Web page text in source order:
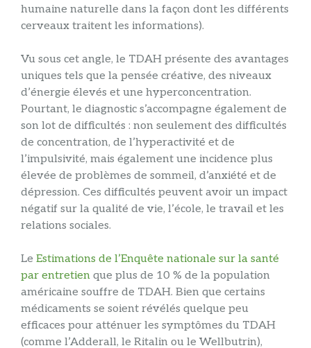
humaine naturelle dans la façon dont les différents
cerveaux traitent les informations).
Vu sous cet angle, le TDAH présente des avantages
uniques tels que la pensée créative, des niveaux
d’énergie élevés et une hyperconcentration.
Pourtant, le diagnostic s’accompagne également de
son lot de difficultés : non seulement des difficultés
de concentration, de l’hyperactivité et de
l’impulsivité, mais également une incidence plus
élevée de problèmes de sommeil, d’anxiété et de
dépression. Ces difficultés peuvent avoir un impact
négatif sur la qualité de vie, l’école, le travail et les
relations sociales.
Le Estimations de l’Enquête nationale sur la santé
par entretien que plus de 10 % de la population
américaine souffre de TDAH. Bien que certains
médicaments se soient révélés quelque peu
efficaces pour atténuer les symptômes du TDAH
(comme l’Adderall, le Ritalin ou le Wellbutrin),